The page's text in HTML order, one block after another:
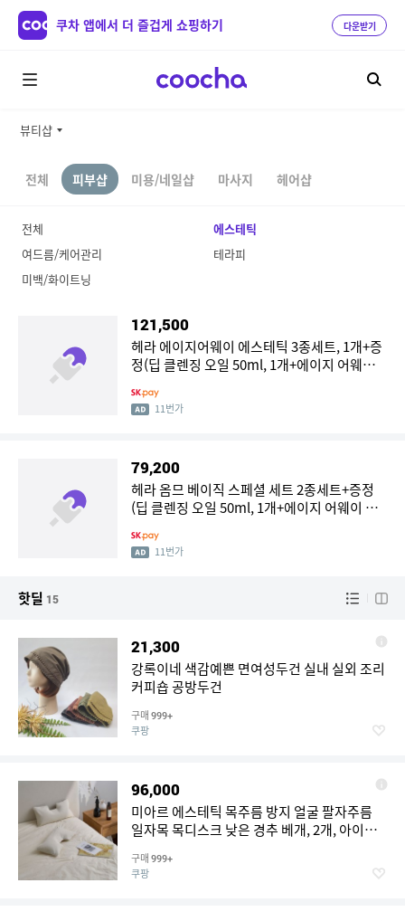
쿠차 앱에서 더 즐겁게 쇼핑하기 다운받기
뷰티샵
전체 피부샵 미용/네일샵 마사지 헤어샵
전체
에스테틱
여드름/케어관리
테라피
미백/화이트닝
121,500
헤라 에이지어웨이 에스테틱 3종세트, 1개+증
정(딥 클렌징 오일 50ml, 1개+에이지 어웨이
11번가
79,200
헤라 옴므 베이직 스페셜 세트 2종세트+증정
(딥 클렌징 오일 50ml, 1개+에이지 어웨이 에
11번가
핫딜 15
21,300
강록이네 색감예쁜 면여성두건 실내 실외 조리
커피숍 공방두건
구매 999+
쿠팡
96,000
미아르 에스테틱 목주름 방지 얼굴 팔자주름
일자목 목디스크 낮은 경추 베개, 2개, 아이보
구매 999+
쿠팡